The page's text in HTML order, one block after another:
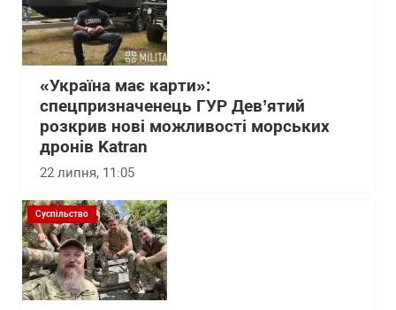
«Україна має карти»:
спецпризначенець ГУР Дев’ятий
розкрив нові можливості морських
дронів Katran
22 липня, 11:05
Суспільство